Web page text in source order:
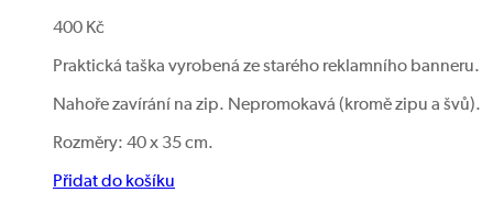
400 Kč
Praktická taška vyrobená ze starého reklamního banneru.
Nahoře zavírání na zip. Nepromokavá (kromě zipu a švů).
Rozměry: 40 x 35 cm.
Přidat do košíku